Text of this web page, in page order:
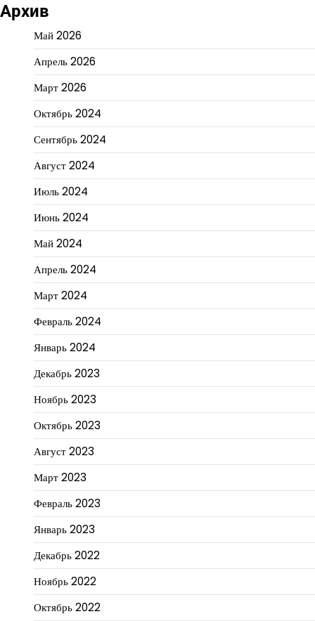
Архив
Май 2026
Апрель 2026
Март 2026
Октябрь 2024
Сентябрь 2024
Август 2024
Июль 2024
Июнь 2024
Май 2024
Апрель 2024
Март 2024
Февраль 2024
Январь 2024
Декабрь 2023
Ноябрь 2023
Октябрь 2023
Август 2023
Март 2023
Февраль 2023
Январь 2023
Декабрь 2022
Ноябрь 2022
Октябрь 2022